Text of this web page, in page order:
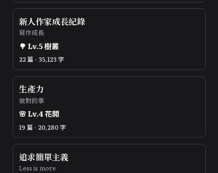
新人作家成長紀錄
寫作成長
🌳 Lv.5樹叢
22 篇 · 35,123 字
生產力
做對的事
🌸 Lv.4花開
19 篇 · 20,280 字
追求簡單主義
Less is more